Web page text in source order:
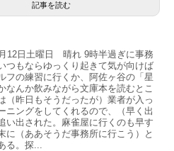
記事を読む
12日土曜日 晴れ 9時半過ぎに事務
つもならゆっくり起きて気が向けば
フの練習に行くか、阿佐ヶ谷の「星
なんか飲みながら文庫本を読むとこ
（昨日もそうだったが）業者が入っ
ニングをしてくれるので、（早く出
い出された。麻雀屋に行くのも早す
に（ああそうだ事務所に行こう）と
る。探...